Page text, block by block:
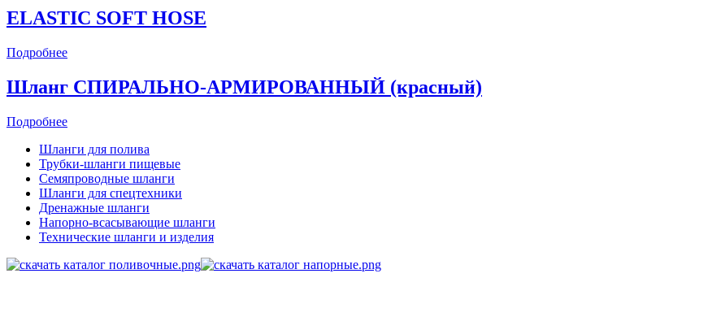
ELASTIC SOFT HOSE
Подробнее
Шланг СПИРАЛЬНО-АРМИРОВАННЫЙ (красный)
Подробнее
Шланги для полива
Трубки-шланги пищевые
Семяпроводные шланги
Шланги для спецтехники
Дренажные шланги
Напорно-всасывающие шланги
Технические шланги и изделия